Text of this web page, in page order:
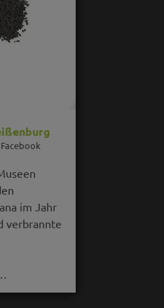
im Jahr
verbrannte